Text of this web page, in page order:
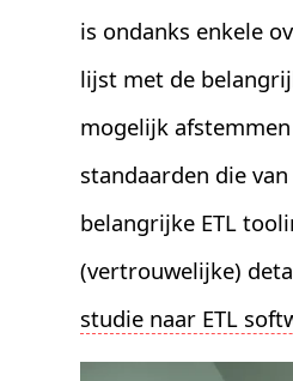
is ondanks enkele
lijst met de
mogelijk
standaarden die
belangrijke ETL
(vertrouwelijke)
studie naar ETL